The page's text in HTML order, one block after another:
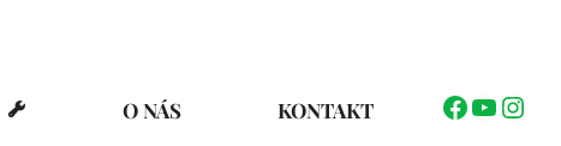
O NÁS KONTAKT Facebook